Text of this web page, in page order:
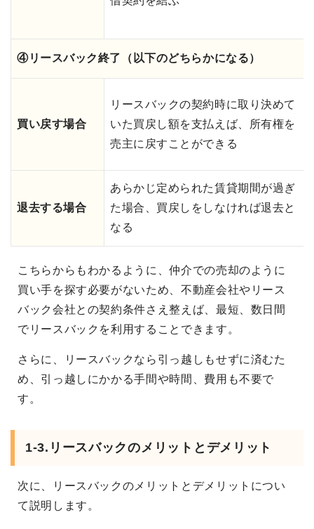
④リースバック終了（以下のどちらかになる）
買い戻す場合
リースバックの契約時に取り決めて
いた買戻し額を支払えば、所有権を
売主に戻すことができる
退去する場合
あらかじ定められた賃貸期間が過ぎ
た場合、買戻しをしなければ退去と
なる
こちらからもわかるように、仲介での売却のように
買い手を探す必要がないため、不動産会社やリース
バック会社との契約条件さえ整えば、最短、数日間
でリースバックを利用することできます。
さらに、リースバックなら引っ越しもせずに済むた
め、引っ越しにかかる手間や時間、費用も不要で
す。
1-3.リースバックのメリットとデメリット
次に、リースバックのメリットとデメリットについ
て説明します。